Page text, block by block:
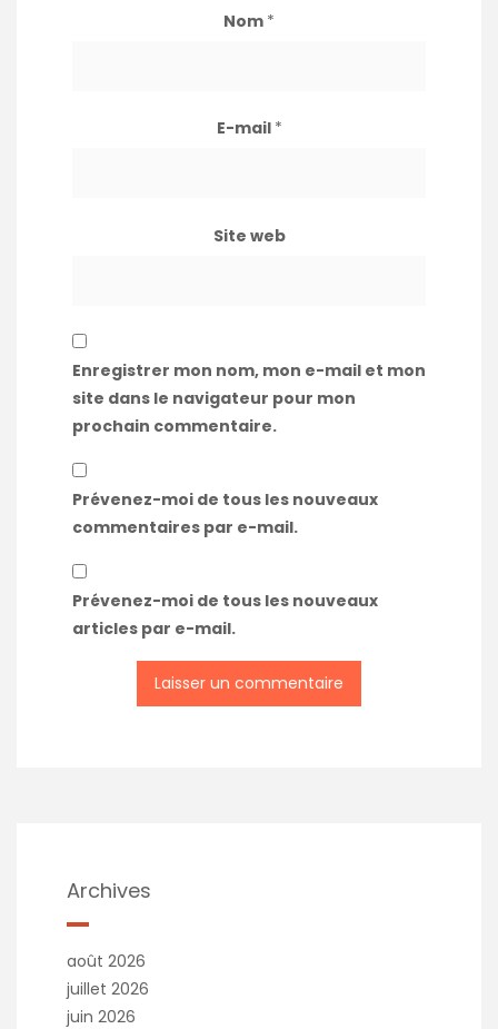
Nom *
E-mail *
Site web
Enregistrer mon nom, mon e-mail et mon
site dans le navigateur pour mon
prochain commentaire.
Prévenez-moi de tous les nouveaux
commentaires par e-mail.
Prévenez-moi de tous les nouveaux
articles par e-mail.
Archives
août 2026
juillet 2026
juin 2026